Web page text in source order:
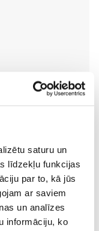
saturu un
līdzekļu funkcijas
par to, kā jūs
ar saviem
un analīzes
informāciju, ko